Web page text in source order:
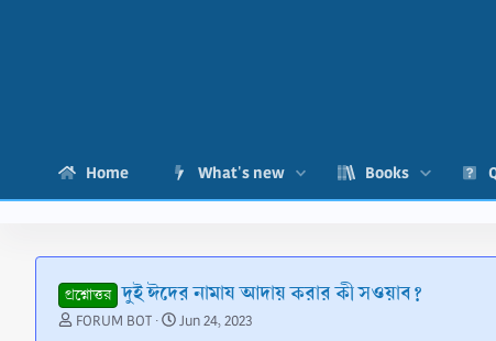
Home What's new Books
প্রশ্নোত্তর দুই ঈদের নামায আদায় করার কী সওয়াব?
TFORUM BOT
SJun 24, 2023